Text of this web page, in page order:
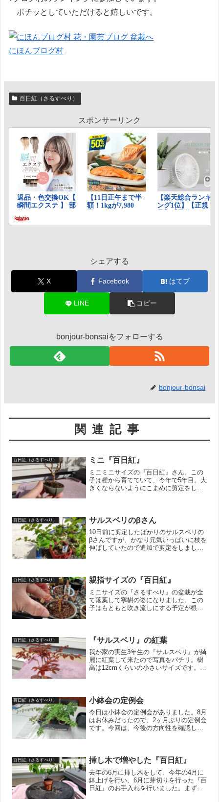
ポチッとしていただけると嬉しいです。
にほんブログ村
百日紅（さるすべり）
スポンサーリンク
シェアする
X Facebook はてブ
LINE コピー
bonjour-bonsaiをフォローする
bonjour-bonsai
関連記事
百日紅（さるすべり） ミニ『百日紅』
ミニミニサイズの『百日紅』さん。この
子は種から育てていて、今年で5年目。大
きくならないようにこまめに剪定をして
長に待ちましょう！↓ブロ...
百日紅（さるすべり） サルスベリのβさん
10日前に剪定したばかりのサルスベリの
βさんですが、かなり元気いっぱいに枝を
伸ばしていたので追加で剪定をしまし
になってしまうのではな...
百日紅（さるすべり） 親指サイズの『百日紅』
ミニサイズの『さるすべり』の盆栽が全
て落葉して寒樹の姿になりました。この
子はもともと吹き流しにする予定が根本
さくしようと思っておりま...
百日紅（さるすべり） 『サルスベリ』の紅葉
我が家の実生3年生の『サルスベリ』が綺
麗に紅葉して来たので写真をパチリ。樹
高は12cmくらいの小さいサイズです。葉
以内に作業を終わ...
百日紅（さるすべり） 小鉢会の定例会
今日は小鉢会の定例会がありました。8月
はお休みだったので、2ヶ月ぶりの定例会
です。今回は、今後の方向性を確認しつ
っこもボーボーです。...
百日紅（さるすべり） 挿し木で増やした『百日紅』
去年の6月に挿し木をして、今年の4月に
鉢上げを行い、6月に芽切りを行った『百
日紅』のお手入れを行いました。まずは